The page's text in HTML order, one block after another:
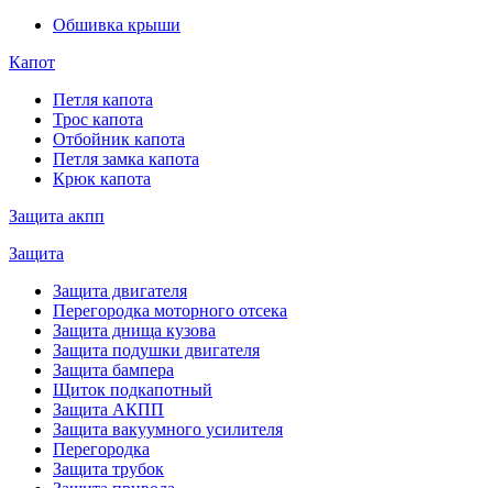
Обшивка крыши
Капот
Петля капота
Трос капота
Отбойник капота
Петля замка капота
Крюк капота
Защита акпп
Защита
Защита двигателя
Перегородка моторного отсека
Защита днища кузова
Защита подушки двигателя
Защита бампера
Щиток подкапотный
Защита АКПП
Защита вакуумного усилителя
Перегородка
Защита трубок